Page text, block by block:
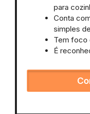
para
Conta
simples
Tem foco
É